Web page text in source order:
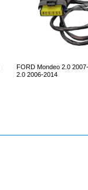
FORD Mondeo 2.0 2007-2014 FORD S-max
2.0 2006-2014